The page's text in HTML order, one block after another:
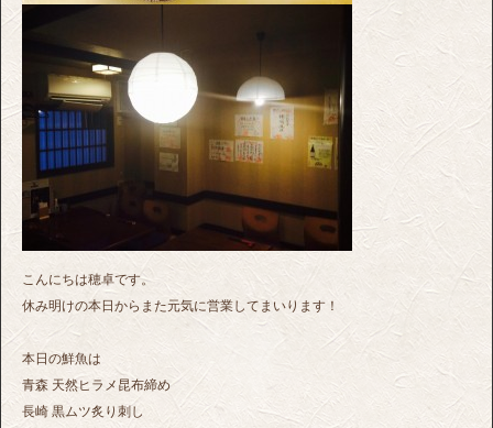
こんにちは穂卓です。
休み明けの本日からまた元気に営業してまいります！
本日の鮮魚は
青森 天然ヒラメ昆布締め
長崎 黒ムツ炙り刺し